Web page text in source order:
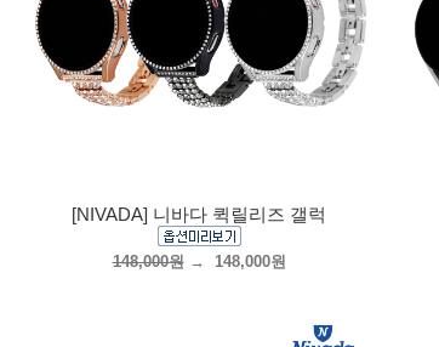
[NIVADA] 니바다 퀵릴리즈 갤럭
148,000원→ 148,000원